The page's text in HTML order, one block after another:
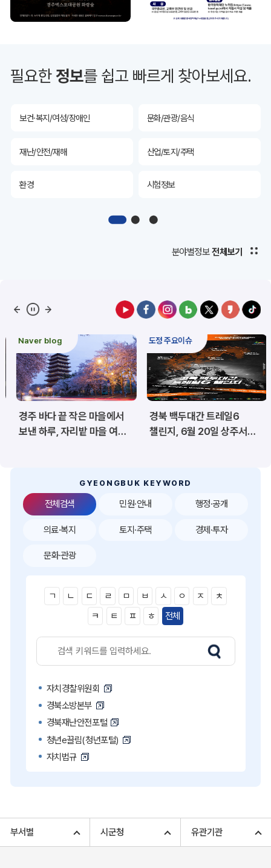
필요한정보를 쉽고 빠르게 찾아보세요.
투자유치 공공데이터&통계
산림 해양/수산
보건·복지/여성/장애인 문화/관광/음식
재난/안전/재해 산업/토지/주택
환경 시험정보
디지털아카이브
공공데이터&통계
산림 해양/수산
보건·복지/여성/장애인 문화/관광/음식
재난/안전/재해 산업/토지/주택
환경 시험정보
공공데이터&통계
분야별정보 전체보기
Naver blog
경주 바다 끝 작은 마을에서
보낸 하루, 자리밭 마을 여름
도정 주요이슈
경북 백두대간 트레일6
챌린지, 6월 20일 상주서
GYEONGBUK KEYWORD
전체검색
ㄱ ㄴ ㄷ ㄹ ㅁ ㅂ ㅅ ㅇ ㅈ
ㅊ
ㅋ
ㅌ ㅍ ㅎ 전체
자치경찰위원회
경북소방본부
경북재난안전포털
청년e끌림(청년포털)
자치법규
고향사랑기부 아너스 클럽
민원·안내 행정·공개
의료·복지 토지·주택 경제·투자
문화·관광
부서별 시군청 유관기관